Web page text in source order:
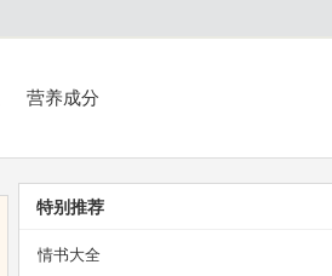
营养成分
特别推荐
情书大全